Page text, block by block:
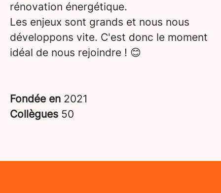
rénovation énergétique.
Les enjeux sont grands et nous nous
développons vite. C'est donc le moment
idéal de nous rejoindre ! 😊
Fondée en 2021
Collègues 50